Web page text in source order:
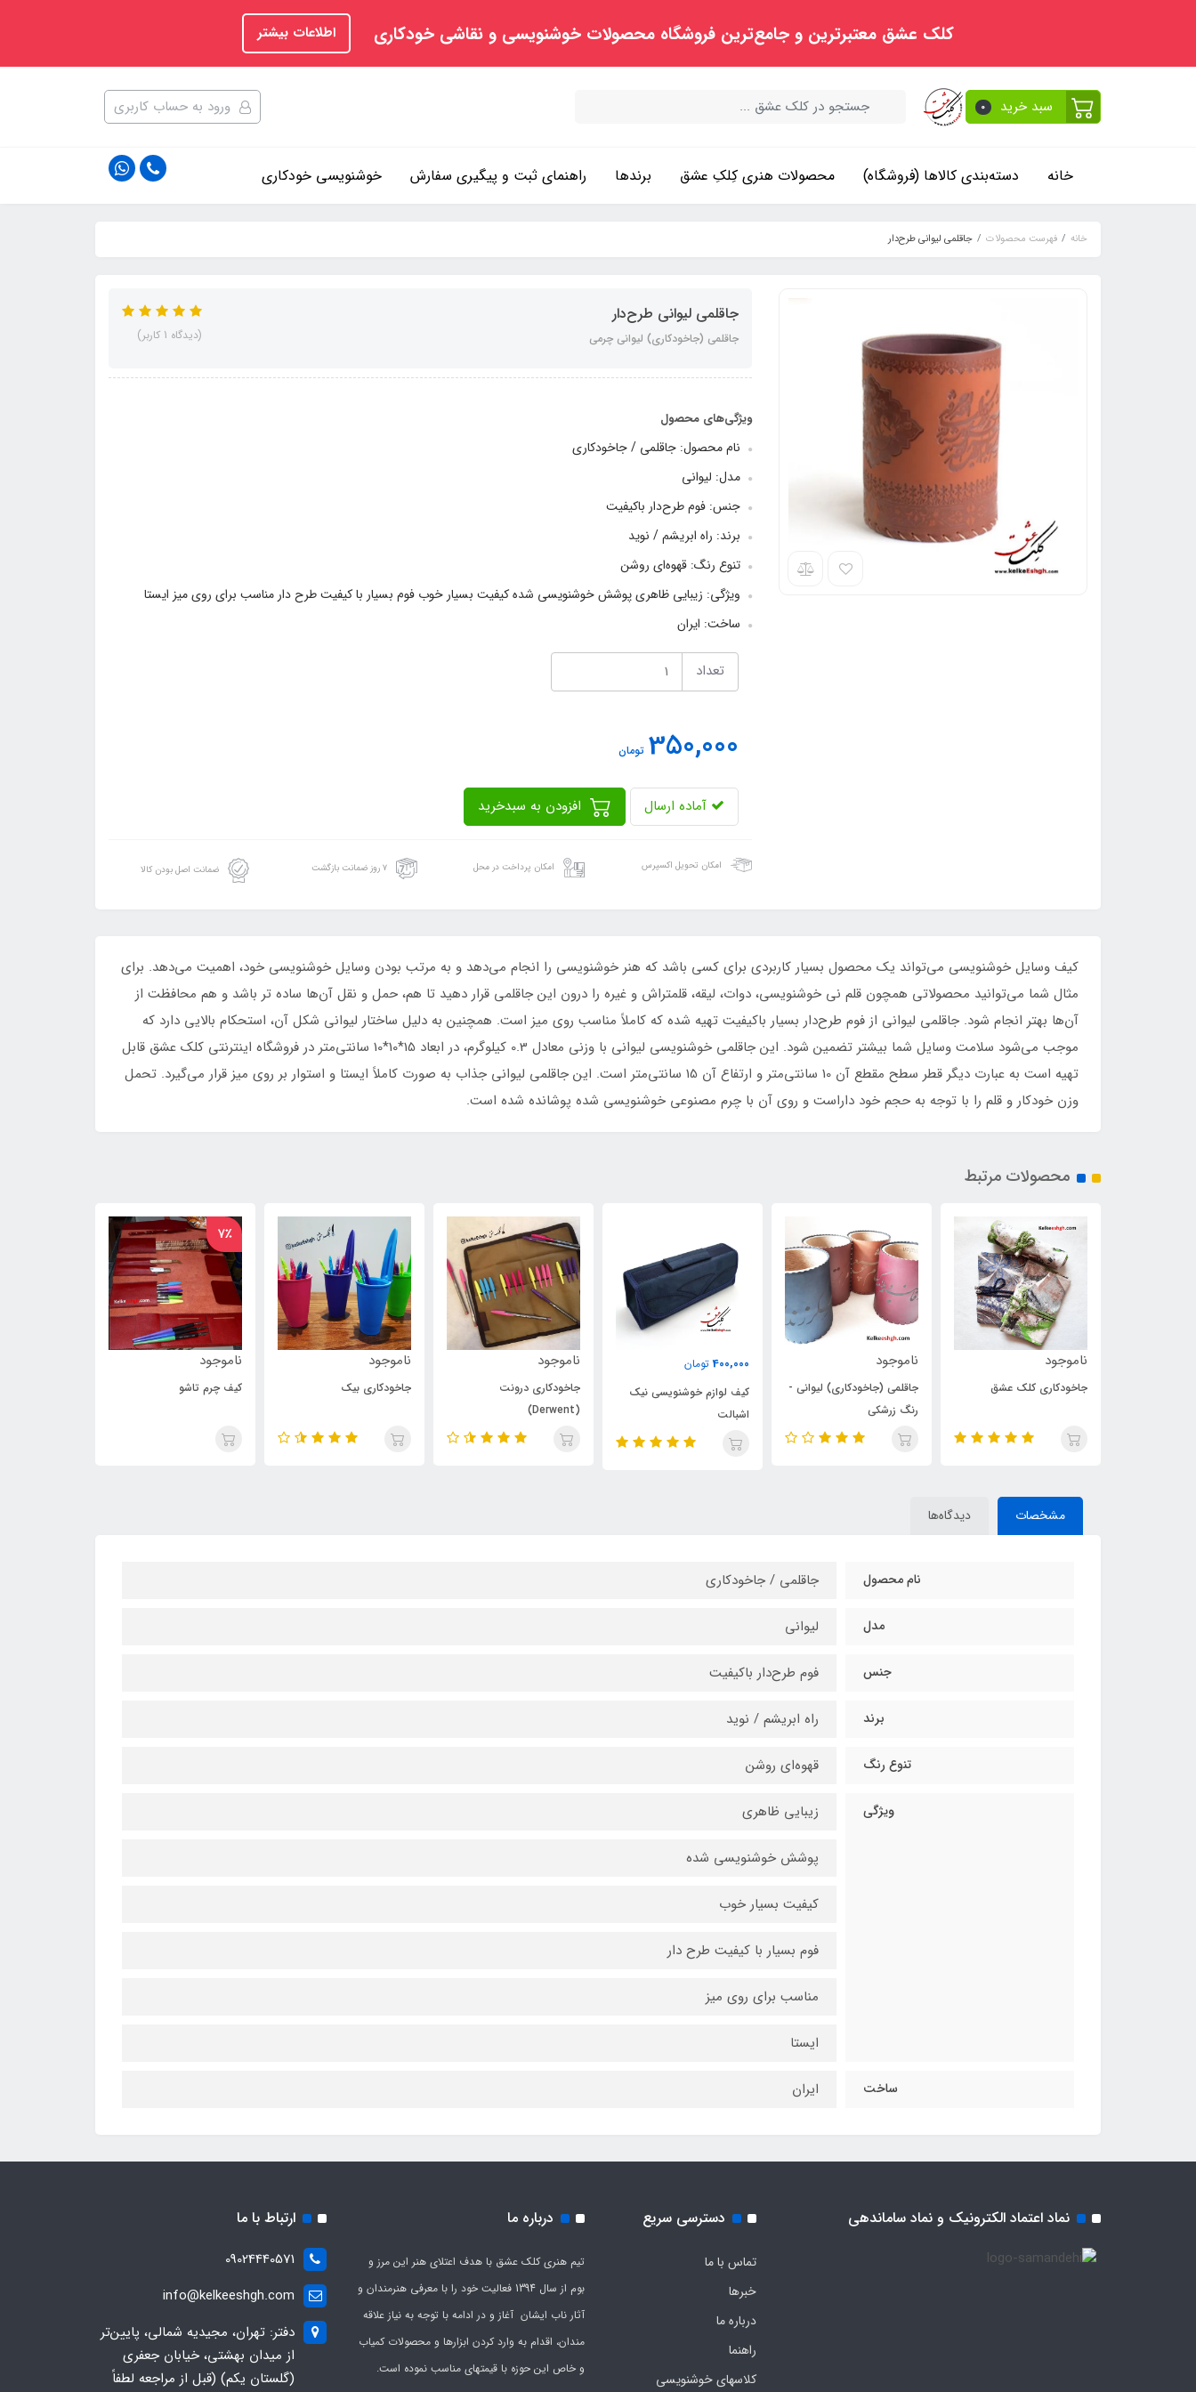
کلک عشق معتبرترین و جامع‌ترین فروشگاه محصولات خوشنویسی و نقاشی خودکاری اطلاعات بیشتر
سبد خرید 0 ورود به حساب کاربری
خانه دسته‌بندی کالاها (فروشگاه) محصولات هنری کِلکِ عشق برندها راهنمای ثبت و پیگیری سفارش خوشنویسی خودکاری
خانه فهرست محصولات جاقلمی لیوانی طرح‌دار
جاقلمی لیوانی طرح‌دار
جاقلمی (جاخودکاری) لیوانی چرمی (دیدگاه 1 کاربر)
ویژگی‌های محصول
نام محصول: جاقلمی / جاخودکاری
مدل: لیوانی
جنس: فوم طرح‌دار باکیفیت
برند: راه ابریشم / نوید
تنوع رنگ: قهوه‌ای روشن
ویژگی: زیبایی ظاهری پوشش خوشنویسی شده کیفیت بسیار خوب فوم بسیار با کیفیت طرح دار مناسب برای روی میز ایستا
ساخت: ایران
تعداد
350,000 تومان
آماده ارسال
امکان تحویل اکسپرس امکان پرداخت در محل ۷ روز ضمانت بازگشت ضمانت اصل بودن کالا
کیف وسایل خوشنویسی می‌تواند یک محصول بسیار کاربردی برای کسی باشد که هنر خوشنویسی را انجام می‌دهد و به مرتب بودن وسایل خوشنویسی خود، اهمیت می‌دهد. برای
مثال شما می‌توانید محصولاتی همچون قلم نی خوشنویسی، دوات، لیقه، قلمتراش و غیره را درون این جاقلمی قرار دهید تا هم، حمل و نقل آن‌ها ساده تر باشد و هم محافظت از
آن‌ها بهتر انجام شود. جاقلمی لیوانی از فوم طرح‌دار بسیار باکیفیت تهیه شده که کاملاً مناسب روی میز است. همچنین به دلیل ساختار لیوانی شکل آن، استحکام بالایی دارد که
موجب می‌شود سلامت وسایل شما بیشتر تضمین شود. این جاقلمی خوشنویسی لیوانی با وزنی معادل 0.3 کیلوگرم، در ابعاد 15*10*10 سانتی‌متر در فروشگاه اینترنتی کلک عشق قابل
تهیه است به عبارت دیگر قطر سطح مقطع آن 10 سانتی‌متر و ارتفاع آن 15 سانتی‌متر است. این جاقلمی لیوانی جذاب به صورت کاملاً‌ ایستا و استوار بر روی میز قرار می‌گیرد. تحمل
وزن خودکار و قلم را با توجه به حجم خود داراست و روی آن با چرم مصنوعی خوشنویسی شده پوشانده شده است.
محصولات مرتبط
جاخودکاری کلک عشق
جاقلمی (جاخودکاری) لیوانی -
تومان
کیف لوازم خوشنویسی نیک
جاخودکاری درونت
جاخودکاری بیک کیف چرم تاشو
مشخصات دیدگاه‌ها
نام محصول جاقلمی / جاخودکاری
مدل لیوانی
جنس فوم طرح‌دار باکیفیت
برند راه ابریشم / نوید
تنوع رنگ قهوه‌ای روشن
ویژگی زیبایی ظاهری
پوشش خوشنویسی شده
کیفیت بسیار خوب
فوم بسیار با کیفیت طرح دار
مناسب برای روی میز
ایستا
ساخت ایران
نماد اعتماد الکترونیک و نماد ساماندهی دسترسی سریع
تماس با ما
خبرها
درباره ما
راهنما
کلاسهای خوشنویسی
درباره ما
تیم هنری کلک عشق با هدف اعتلای هنر این مرز و
بوم از سال 1394 فعالیت خود را با معرفی هنرمندان و
آثار ناب ایشان آغاز و در ادامه با توجه به نیاز علاقه
مندان، اقدام به وارد کردن ابزارها و محصولات کمیاب
و خاص این حوزه با قیمتهای مناسب نموده است.
ارتباط با ما
09024440571
info@kelkeeshgh.com
دفتر: تهران، مجیدیه شمالی، پایین‌تر
از میدان بهشتی، خیابان جعفری
(گلستان یکم) (قبل از مراجعه لطفاً